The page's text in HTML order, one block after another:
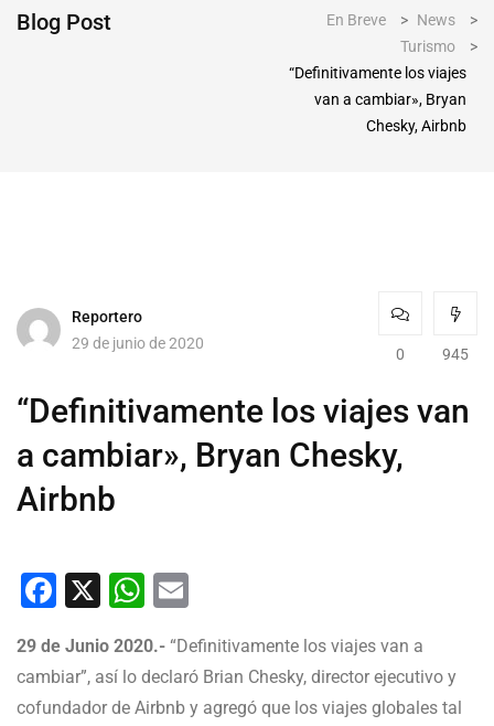
Blog Post En Breve > News
>
Turismo
>
“Definitivamente los viajes
van a cambiar», Bryan
Chesky, Airbnb
Reportero
29 de junio de 2020
0 945
“Definitivamente los viajes van
a cambiar», Bryan Chesky,
Airbnb
Facebook
X WhatsApp
29 de Junio 2020.- “Definitivamente los viajes van a
cambiar”, así lo declaró Brian Chesky, director ejecutivo y
cofundador de Airbnb y agregó que los viajes globales tal